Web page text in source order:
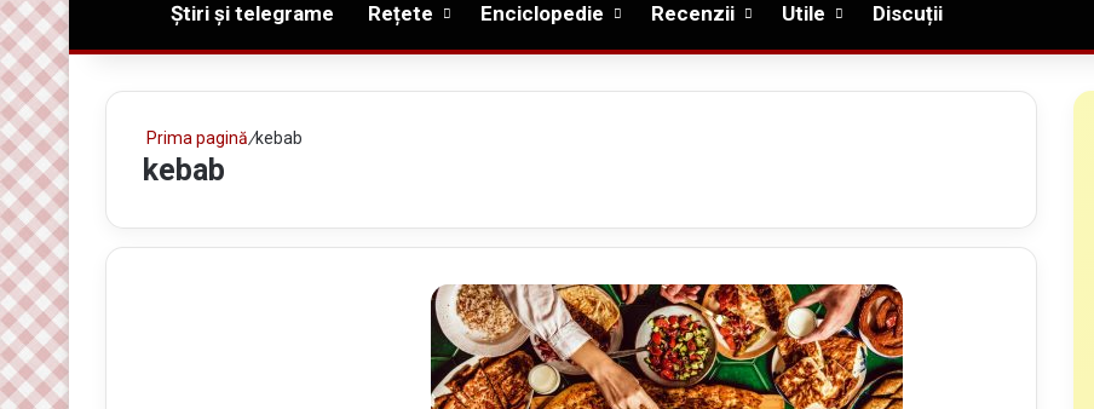
Prima pagină
Știri și telegrame Rețete Enciclopedie Recenzii Utile Discuții
Prima pagină/kebab
kebab